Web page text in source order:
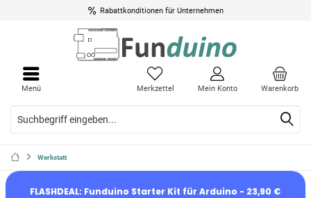
Rabattkonditionen für Unternehmen
Warenkorb
Merkzettel Mein Konto
Menü
Werkstatt
FLASHDEAL: Funduino Starter Kit für Arduino - 23,90 €